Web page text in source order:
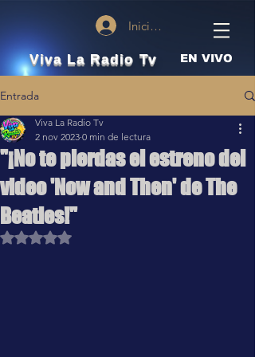
Iniciar sesión
Viva La Radio Tv EN VIVO
Entrada
"¡No te pierdas el estreno del
video 'Now and Then' de The
Beatles!"
Viva La Radio Tv
2 nov 2023 0 min de lectura
Obtuvo NaN de 5 estrellas.